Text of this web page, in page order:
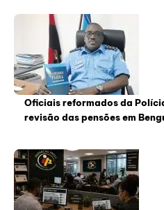
Oficiais reformados da
revisão das pensões em